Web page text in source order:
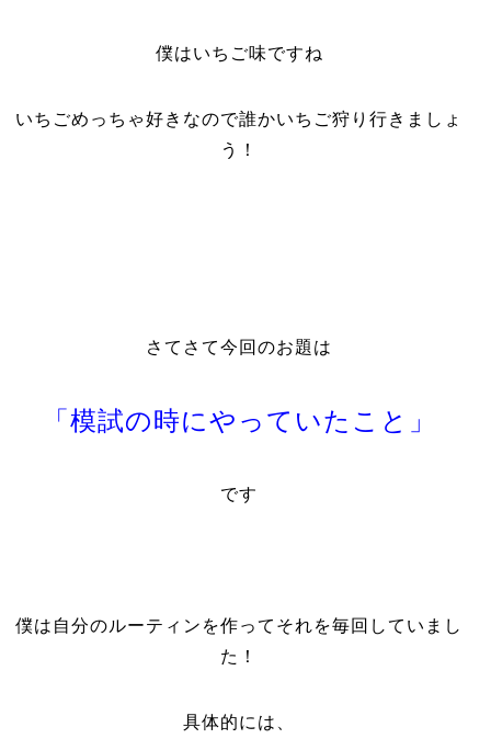
僕はいちご味ですね
いちごめっちゃ好きなので誰かいちご狩り行きましょ
う！
さてさて今回のお題は
「模試の時にやっていたこと」
です
僕は自分のルーティンを作ってそれを毎回していまし
た！
具体的には、